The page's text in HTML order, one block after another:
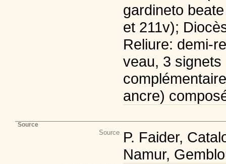
gardineto
et 211v);
Reliure: demi-
veau, 3
ancre)
Source
Source P. Faider,
Namur,